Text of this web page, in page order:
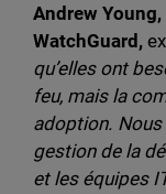
Andrew
WatchGuard,
qu’elles ont
feu, mais la
adoption.
gestion de la
et les équipes